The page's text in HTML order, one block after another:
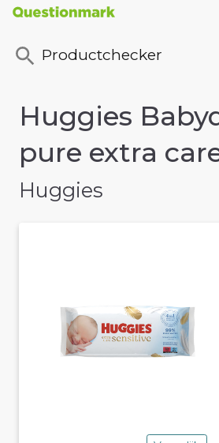
Productchecker
Huggies
pure extra
Huggies